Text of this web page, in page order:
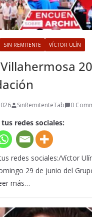
SIN REMITENTE VÍCTOR ULÍN
SinRemitenteTab 0
redes sociales:
redes sociales:/Víctor
29 de junio del
más…